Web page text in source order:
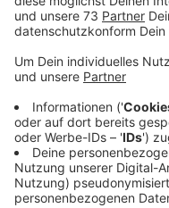
Veröffentlicht:Freitag,
Anzeige
Für einen
Anzeige